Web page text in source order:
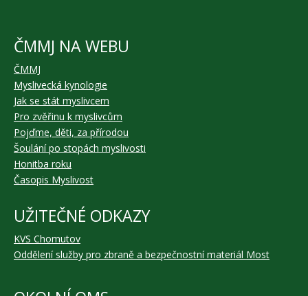
ČMMJ NA WEBU
ČMMJ
Myslivecká kynologie
Jak se stát myslivcem
Pro zvěřinu k myslivcům
Pojďme, děti, za přírodou
Šoulání po stopách myslivosti
Honitba roku
Časopis Myslivost
UŽITEČNÉ ODKAZY
KVS Chomutov
Oddělení služby pro zbraně a bezpečnostní materiál Most